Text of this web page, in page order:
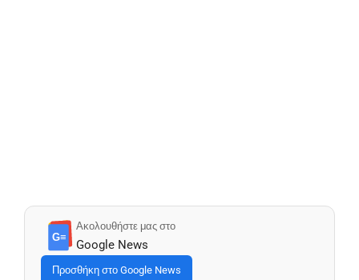
G≡
Ακολουθήστε μας στο
Google News
Προσθήκη στο Google News